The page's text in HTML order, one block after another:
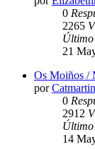
0
2265
Último
21
Os Moiños /
por
0
2912
Último
14